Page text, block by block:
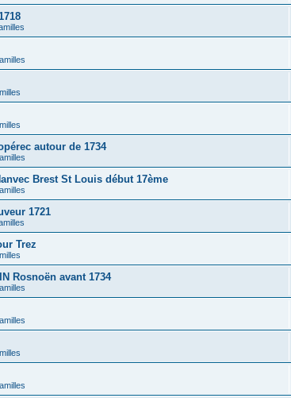
autour de 1734
Brest St Louis début 17ème
1721
Trez
Rosnoën avant 1734